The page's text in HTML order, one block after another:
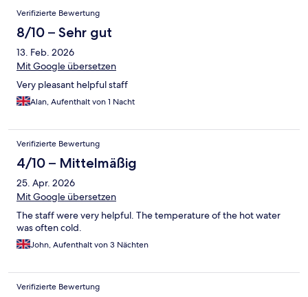
Verifizierte Bewertung
8/10 – Sehr gut
13. Feb. 2026
Mit Google übersetzen
Very pleasant helpful staff
Alan, Aufenthalt von 1 Nacht
Verifizierte Bewertung
4/10 – Mittelmäßig
25. Apr. 2026
Mit Google übersetzen
The staff were very helpful. The temperature of the hot water
was often cold.
John, Aufenthalt von 3 Nächten
Verifizierte Bewertung